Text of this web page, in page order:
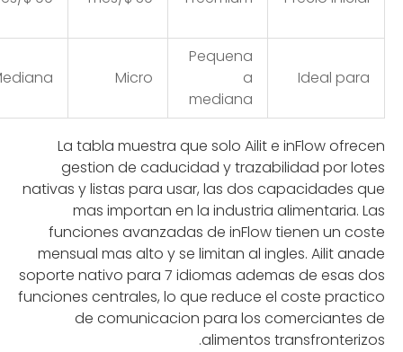
Ideal para
Pequena
a
mediana
Micro
La tabla muestra que solo Ailit e inFlow ofrecen
gestion de caducidad y trazabilidad por lotes
nativas y listas para usar, las dos capacidades que
mas importan en la industria alimentaria. Las
funciones avanzadas de inFlow tienen un coste
mensual mas alto y se limitan al ingles. Ailit anade
soporte nativo para 7 idiomas ademas de esas dos
funciones centrales, lo que reduce el coste practico
de comunicacion para los comerciantes de
alimentos transfronterizos.